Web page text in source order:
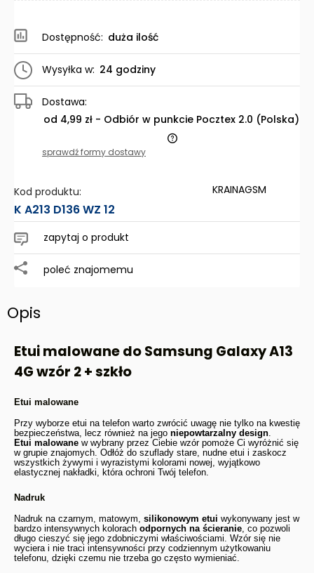
Dostępność: duża ilość
Wysyłka w: 24 godziny
Dostawa:
od 4,99 zł - Odbiór w punkcie Pocztex 2.0 (Polska)
Cena nie zawiera ewentualnych kosztów płatności
sprawdź formy dostawy
Kod produktu:
K A213 D136 WZ 12
KRAINAGSM
zapytaj o produkt
poleć znajomemu
Opis
Etui malowane do Samsung Galaxy A13
4G wzór 2 + szkło
Etui malowane
Przy wyborze etui na telefon warto zwrócić uwagę nie tylko na kwestię
bezpieczeństwa, lecz również na jego niepowtarzalny design
Etui malowane w wybrany przez Ciebie wzór pomoże Ci wyróżnić się
w grupie znajomych. Odłóż do szuflady stare, nudne etui i zaskocz
wszystkich żywymi i wyrazistymi kolorami nowej, wyjątkowo
elastycznej nakładki, która ochroni Twój telefon.
Nadruk
Nadruk na czarnym, matowym, silikonowym etui wykonywany jest w
bardzo intensywnych kolorach odpornych na ścieranie, co pozwoli
długo cieszyć się jego zdobniczymi właściwościami. Wzór się nie
wyciera i nie traci intensywności przy codziennym użytkowaniu
telefonu, dzięki czemu nie trzeba go często wymieniać.